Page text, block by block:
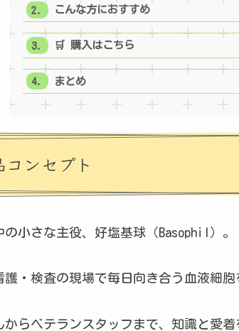
こんな方におすすめ
🛒 購入はこちら
まとめ
コンセプト
の小さな主役、好塩基球（Basophil）。
護・検査の現場で毎日向き合う血液細
からベテランスタッフまで、知識と愛着